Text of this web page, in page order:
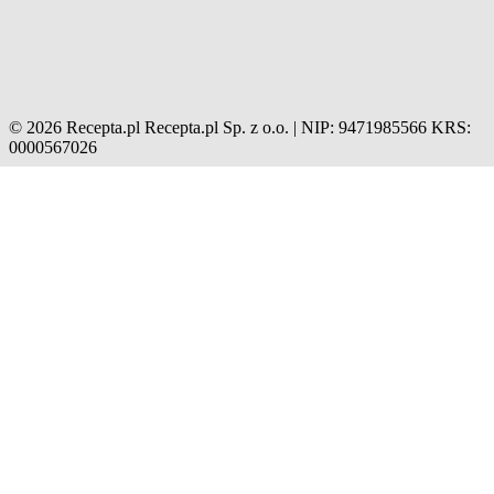
© 2026 Recepta.pl Recepta.pl Sp. z o.o. | NIP: 9471985566 KRS:
0000567026